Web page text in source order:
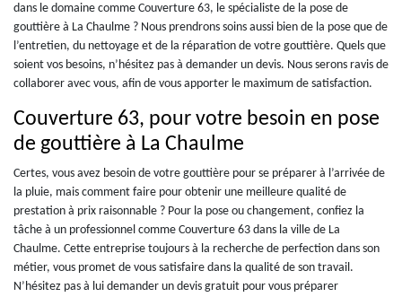
dans le domaine comme Couverture 63, le spécialiste de la pose de
gouttière à La Chaulme ? Nous prendrons soins aussi bien de la pose que de
l’entretien, du nettoyage et de la réparation de votre gouttière. Quels que
soient vos besoins, n’hésitez pas à demander un devis. Nous serons ravis de
collaborer avec vous, afin de vous apporter le maximum de satisfaction.
Couverture 63, pour votre besoin en pose
de gouttière à La Chaulme
Certes, vous avez besoin de votre gouttière pour se préparer à l’arrivée de
la pluie, mais comment faire pour obtenir une meilleure qualité de
prestation à prix raisonnable ? Pour la pose ou changement, confiez la
tâche à un professionnel comme Couverture 63 dans la ville de La
Chaulme. Cette entreprise toujours à la recherche de perfection dans son
métier, vous promet de vous satisfaire dans la qualité de son travail.
N’hésitez pas à lui demander un devis gratuit pour vous préparer